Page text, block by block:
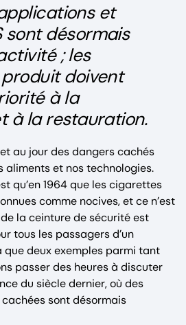
et
sont désormais
; les
doivent
à la
à la restauration.
au jour des dangers cachés
aliments et nos technologies.
qu’en 1964 que les cigarettes
comme nocives, et ce n’est
de la ceinture de sécurité est
tous les passagers d’un
que deux exemples parmi tant
passer des heures à discuter
du siècle dernier, où des
sont désormais